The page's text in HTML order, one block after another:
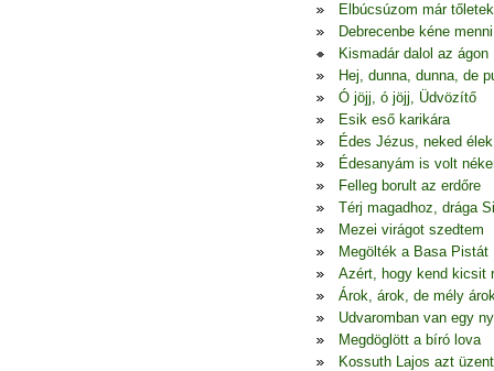
Elbúcsúzom már tőletek
Debrecenbe kéne menni
Kismadár dalol az ágon
Hej, dunna, dunna, de
Ó jöjj, ó jöjj, Üdvözítő
Esik eső karikára
Édes Jézus, neked élek
Édesanyám is volt
Felleg borult az erdőre
Térj magadhoz, drága
Mezei virágot szedtem
Megölték a Basa Pistát
Azért, hogy kend kicsit
Árok, árok, de mély
Udvaromban van egy
Megdöglött a bíró lova
Kossuth Lajos azt